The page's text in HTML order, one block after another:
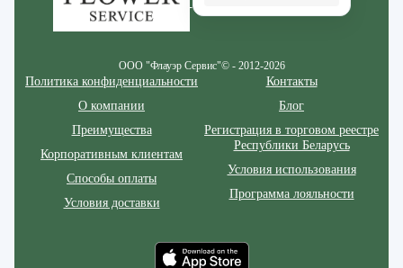
ООО "Флауэр Сервис"© - 2012-2026
Политика конфиденциальности
О компании
Преимущества
Корпоративным клиентам
Способы оплаты
Условия доставки
Контакты
Блог
Регистрация в торговом реестре
Республики Беларусь
Условия использования
Программа лояльности